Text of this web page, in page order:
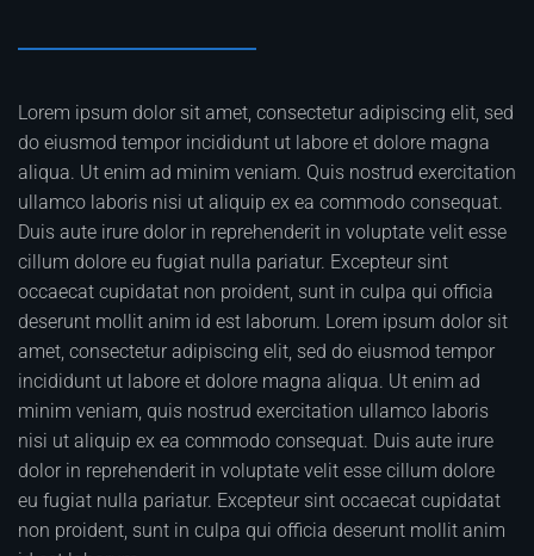
Lorem ipsum dolor sit amet, consectetur adipiscing elit, sed
do eiusmod tempor incididunt ut labore et dolore magna
aliqua. Ut enim ad minim veniam. Quis nostrud exercitation
ullamco laboris nisi ut aliquip ex ea commodo consequat.
Duis aute irure dolor in reprehenderit in voluptate velit esse
cillum dolore eu fugiat nulla pariatur. Excepteur sint
occaecat cupidatat non proident, sunt in culpa qui officia
deserunt mollit anim id est laborum. Lorem ipsum dolor sit
amet, consectetur adipiscing elit, sed do eiusmod tempor
incididunt ut labore et dolore magna aliqua. Ut enim ad
minim veniam, quis nostrud exercitation ullamco laboris
nisi ut aliquip ex ea commodo consequat. Duis aute irure
dolor in reprehenderit in voluptate velit esse cillum dolore
eu fugiat nulla pariatur. Excepteur sint occaecat cupidatat
non proident, sunt in culpa qui officia deserunt mollit anim